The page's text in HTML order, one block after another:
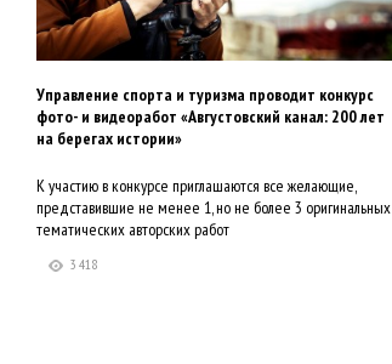
Управление спорта и туризма проводит конкурс
фото- и видеоработ «Августовский канал: 200 лет
на берегах истории»
К участию в конкурсе приглашаются все желающие,
представившие не менее 1, но не более 3 оригинальных
тематических авторских работ
3 418